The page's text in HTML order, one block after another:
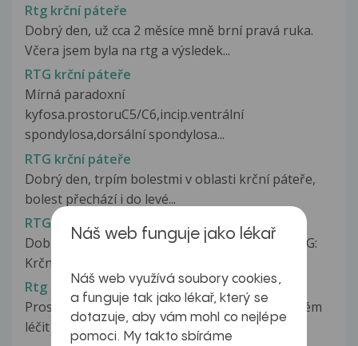
Rtg krční páteře
Dobrý den, už cca 2 měsíce mně brní pravá ruka.
Včera jsem byla na rtg a výsledek...
RTG krční páteře
Mírná paradoxní
kyfosa.prostoruC5/C6,incip.ventrální
spondylosa,dorsální spondylosa...
RTG krční páteře
Dobrý den, trpím bolestmi v oblasti krční páteře,
bolest přechází i do levé...
RTG krční páteře - vysvětlení
Dobrý den, prosím o vysvětlení lék. zprávy z RTG:
Krční lordóza napřímená, posun...
Rtg krční páteře - vysvětlení nálezu
Prosím chtěla bych vědět, jestli se dá můj problém
léčit léky a tedy jakými,...
Náš web funguje jako lékař
Náš web využívá soubory cookies,
a funguje tak jako lékař, který se
dotazuje, aby vám mohl co nejlépe
pomoci. My takto sbíráme